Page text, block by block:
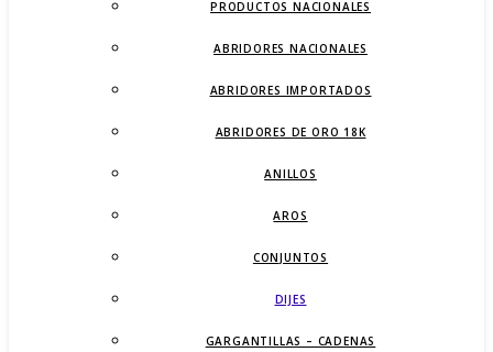
PRODUCTOS NACIONALES
ABRIDORES NACIONALES
ABRIDORES IMPORTADOS
ABRIDORES DE ORO 18K
ANILLOS
AROS
CONJUNTOS
DIJES
GARGANTILLAS – CADENAS